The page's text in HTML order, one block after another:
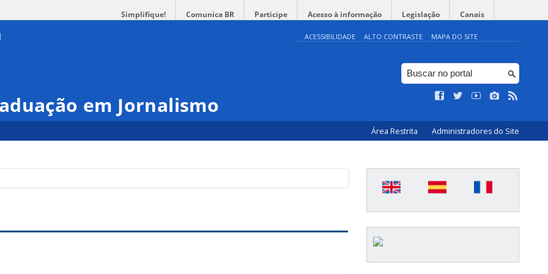
Simplifique! Comunica BR Participe Acesso à informação Legislação Canais
ACESSIBILIDADE ALTO CONTRASTE MAPA DO SITE
em Jornalismo
Área Restrita Administradores do Site